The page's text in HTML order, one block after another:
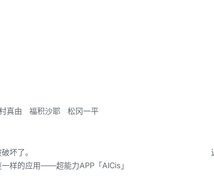
真由 福积沙耶 松冈一平
泳池被破坏了。 近期经
样的应用——超能力APP「AICis」